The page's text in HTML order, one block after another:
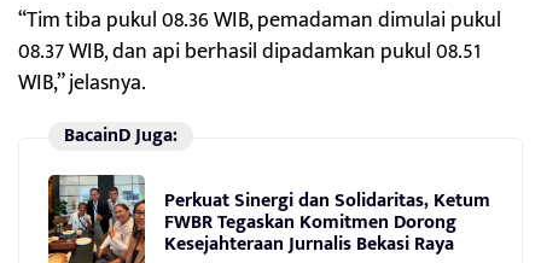
“Tim tiba pukul 08.36 WIB, pemadaman dimulai pukul
08.37 WIB, dan api berhasil dipadamkan pukul 08.51
WIB,” jelasnya.
BacainD Juga:
Perkuat Sinergi dan Solidaritas, Ketum
FWBR Tegaskan Komitmen Dorong
Kesejahteraan Jurnalis Bekasi Raya